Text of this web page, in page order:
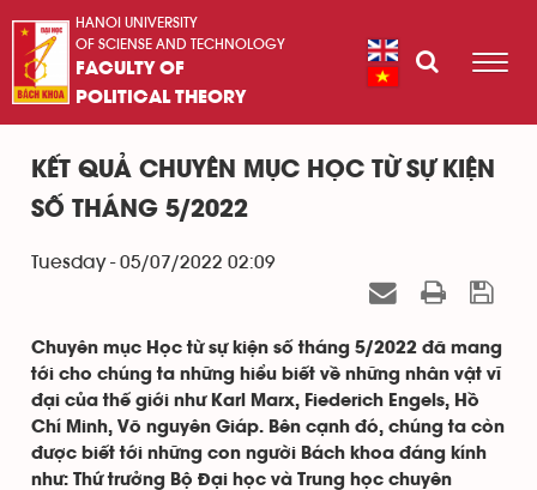
HANOI UNIVERSITY
OF SCIENSE AND TECHNOLOGY
FACULTY OF
POLITICAL THEORY
KẾT QUẢ CHUYÊN MỤC HỌC TỪ SỰ KIỆN
SỐ THÁNG 5/2022
Tuesday - 05/07/2022 02:09
Chuyên mục Học từ sự kiện số tháng 5/2022 đã mang
tới cho chúng ta những hiểu biết về những nhân vật vĩ
đại của thế giới như Karl Marx, Fiederich Engels, Hồ
Chí Minh, Võ nguyên Giáp. Bên cạnh đó, chúng ta còn
được biết tới những con người Bách khoa đáng kính
như: Thứ trưởng Bộ Đại học và Trung học chuyên